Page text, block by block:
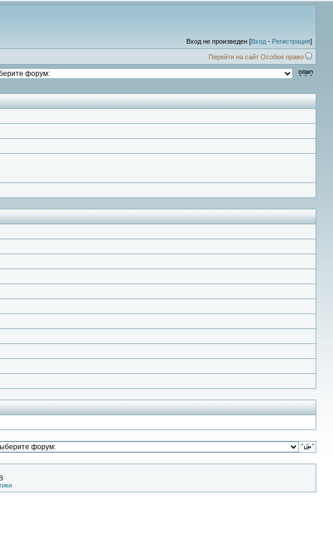
Вход не произведен [Вход - Регистрация]
Перейти на сайт Особое право